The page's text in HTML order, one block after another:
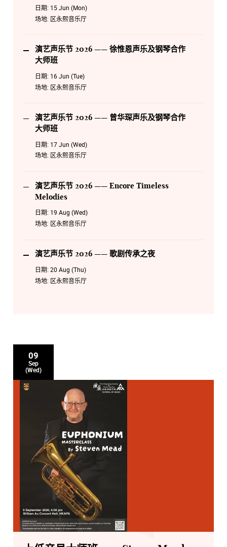
日期: 15 Jun (Mon)
场地: 区永熙音乐厅
演艺声乐节 2026 —— 徐惟恩声乐及钢琴合作
大师班
日期: 16 Jun (Tue)
场地: 区永熙音乐厅
演艺声乐节 2026 —— 曾华琛声乐及钢琴合作
大师班
日期: 17 Jun (Wed)
场地: 区永熙音乐厅
演艺声乐节 2026 —— Encore Timeless
Melodies
日期: 19 Aug (Wed)
场地: 区永熙音乐厅
演艺声乐节 2026 —— 歌剧传承之夜
日期: 20 Aug (Thu)
场地: 区永熙音乐厅
09
Sep
(Wed)